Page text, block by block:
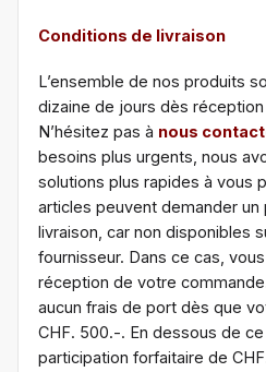
Conditions de livraison
L’ensemble de nos produits
dizaine de jours dès
N’hésitez pas à nous
besoins plus urgents, nous
solutions plus rapides à vous
articles peuvent demander un
livraison, car non disponibles
fournisseur. Dans ce cas,
réception de votre
aucun frais de port dès que
CHF. 500.-. En dessous de
participation forfaitaire de